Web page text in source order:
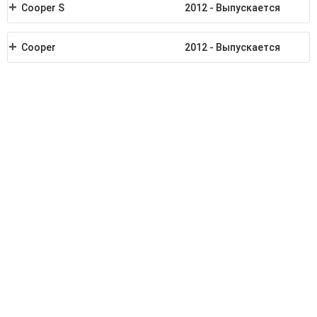
Cooper S 2012 - Выпускается
Cooper 2012 - Выпускается